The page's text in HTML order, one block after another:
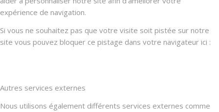
expérience de navigation.
Si vous ne souhaitez pas que votre visite soit pistée sur notre
site vous pouvez bloquer ce pistage dans votre navigateur ici :
Autres services externes
Nous utilisons également différents services externes comme